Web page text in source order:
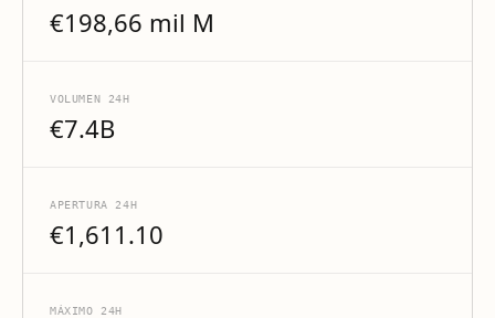
€198,66 mil M
VOLUMEN 24H
€7.4B
APERTURA 24H
€1,611.10
MÁXIMO 24H